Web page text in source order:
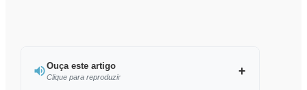
Ouça este artigo
Clique para reproduzir